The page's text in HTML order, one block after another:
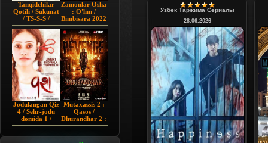
Tanqidchilar
Qotili / Sukunat
/ TS-S-S /
Jimjitlik
Ortidagi Sir /
Chup 2022 HD
Hind kino
Zamonlar Osha
: O'lim /
Bimbisara 2022
Hind kino
Uzbek tilida
Jodulangan Qiz
4 / Sehr-jodu
domida 1 /
Egallangan 1 /
Mutaxassis 2 :
Qasos /
Dhurandhar 2 :
Intiqom 2026
Узбек Таржима Сериалы
28.06.2026